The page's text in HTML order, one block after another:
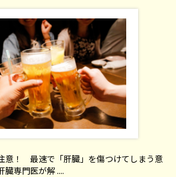
意！ 最速で「肝臓」を傷つけてしまう意
専門医が解 ....